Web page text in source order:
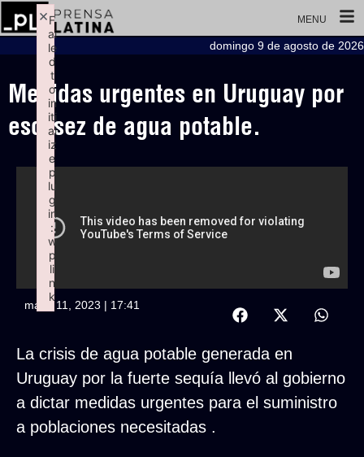
MENU
domingo 9 de agosto de 2026
Medidas urgentes en Uruguay por
escasez de agua potable.
mayo 11, 2023 | 17:41
La crisis de agua potable generada en
Uruguay por la fuerte sequía llevó al gobierno
a dictar medidas urgentes para el suministro
a poblaciones necesitadas .
F
ai
le
d
t
o
in
iti
al
iz
e
p
lu
g
in
:
w
p
li
n
k
×
Failed to initialize plugin: wplink